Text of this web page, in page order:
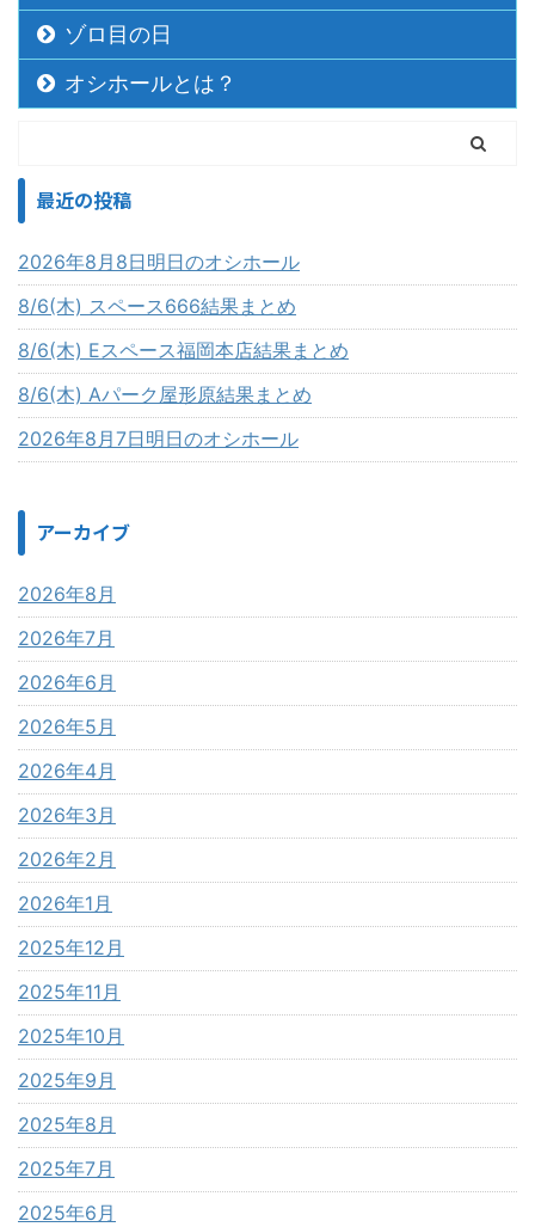
ゾロ目の日
オシホールとは？
最近の投稿
2026年8月8日明日のオシホール
8/6(木) スペース666結果まとめ
8/6(木) Eスペース福岡本店結果まとめ
8/6(木) Aパーク屋形原結果まとめ
2026年8月7日明日のオシホール
アーカイブ
2026年8月
2026年7月
2026年6月
2026年5月
2026年4月
2026年3月
2026年2月
2026年1月
2025年12月
2025年11月
2025年10月
2025年9月
2025年8月
2025年7月
2025年6月